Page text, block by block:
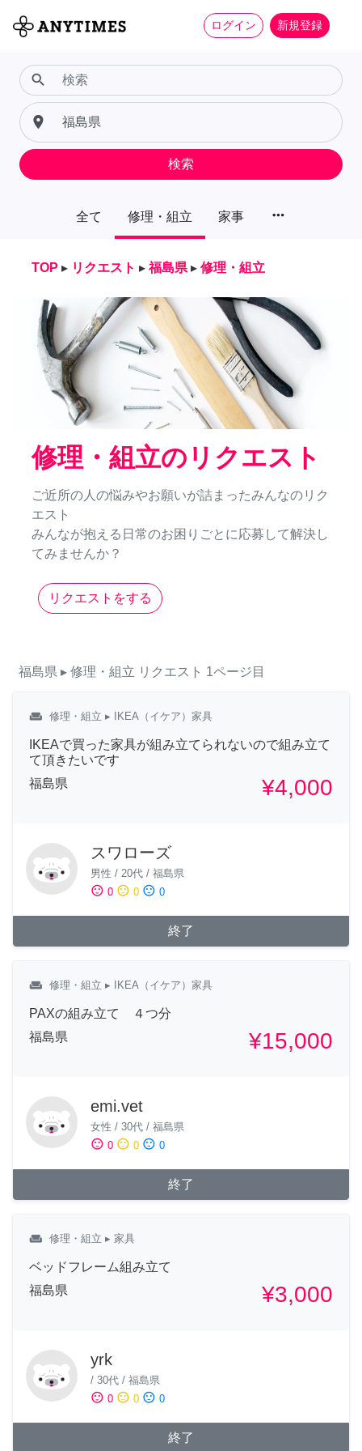
ログイン 新規登録
全て 修理・組立 家事 more_horiz
search
place
検索
TOP ▸ リクエスト ▸ 福島県 ▸ 修理・組立
修理・組立のリクエスト
ご近所の人の悩みやお願いが詰まったみんなのリク
エスト
みんなが抱える日常のお困りごとに応募して解決し
てみませんか？
リクエストをする
福島県 ▸ 修理・組立 リクエスト 1ページ目
weekend 修理・組立 ▸ IKEA（イケア）家具
IKEAで買った家具が組み立てられないので組み立て
て頂きたいです
福島県
¥4,000
スワローズ
男性 / 20代 / 福島県
sentiment_satisfied 0 sentiment_neutral 0 sentiment_dissatisfied 0
終了
weekend 修理・組立 ▸ IKEA（イケア）家具
PAXの組み立て ４つ分
福島県
¥15,000
emi.vet
女性 / 30代 / 福島県
sentiment_satisfied 0 sentiment_neutral 0 sentiment_dissatisfied 0
終了
weekend 修理・組立 ▸ 家具
ベッドフレーム組み立て
福島県
¥3,000
yrk
/ 30代 / 福島県
sentiment_satisfied 0 sentiment_neutral 0 sentiment_dissatisfied 0
終了